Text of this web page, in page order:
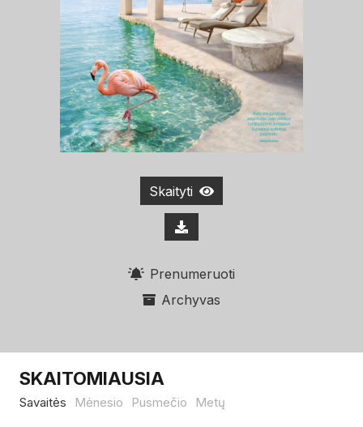
Skaityti
Prenumeruoti
Archyvas
SKAITOMIAUSIA
Savaitės Mėnesio Pusmečio Metų